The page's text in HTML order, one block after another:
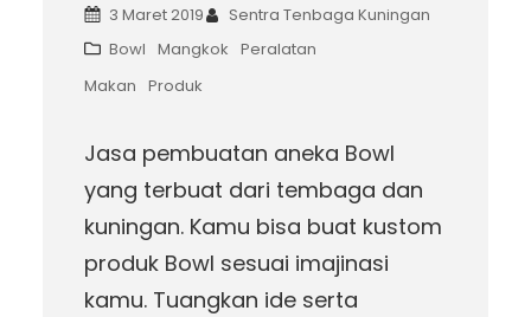
3 Maret 2019
Sentra Tenbaga Kuningan
Bowl Mangkok Peralatan
Makan Produk
Jasa pembuatan aneka Bowl
yang terbuat dari tembaga dan
kuningan. Kamu bisa buat kustom
produk Bowl sesuai imajinasi
kamu. Tuangkan ide serta